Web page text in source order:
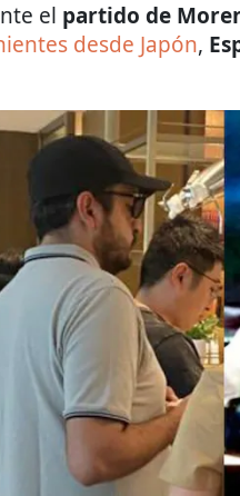
el partido de
desde Japón,